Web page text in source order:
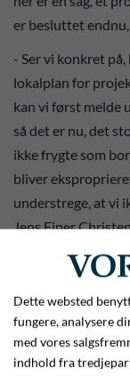
er besluttet endnu,
- Ser vi konkret på,
lokalplan for
kan vi først melde
så det er nu, det
ikke frygte som
bliver
understrege, at vi
Jens Ejner
Dette websted
fungere, analysere
med vores
indhold fra